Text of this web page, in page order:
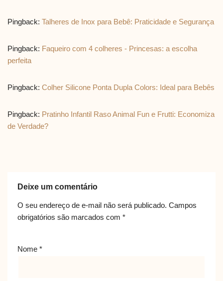
Pingback: Talheres de Inox para Bebê: Praticidade e Segurança
Pingback: Faqueiro com 4 colheres - Princesas: a escolha
perfeita
Pingback: Colher Silicone Ponta Dupla Colors: Ideal para Bebês
Pingback: Pratinho Infantil Raso Animal Fun e Frutti: Economiza
de Verdade?
Deixe um comentário
O seu endereço de e-mail não será publicado. Campos
obrigatórios são marcados com *
Nome *